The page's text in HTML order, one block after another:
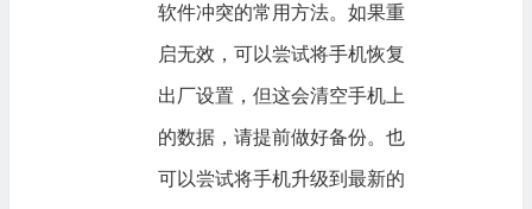
软件冲突的常用方法。如果重
启无效，可以尝试将手机恢复
出厂设置，但这会清空手机上
的数据，请提前做好备份。也
可以尝试将手机升级到最新的